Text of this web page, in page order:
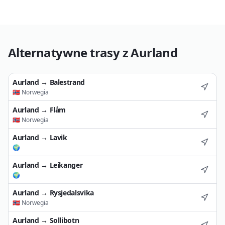
Alternatywne trasy zAurland
Aurland → Balestrand
🇳🇴 Norwegia
Aurland → Flåm
🇳🇴 Norwegia
Aurland → Lavik
🌍
Aurland → Leikanger
🌍
Aurland → Rysjedalsvika
🇳🇴 Norwegia
Aurland → Sollibotn